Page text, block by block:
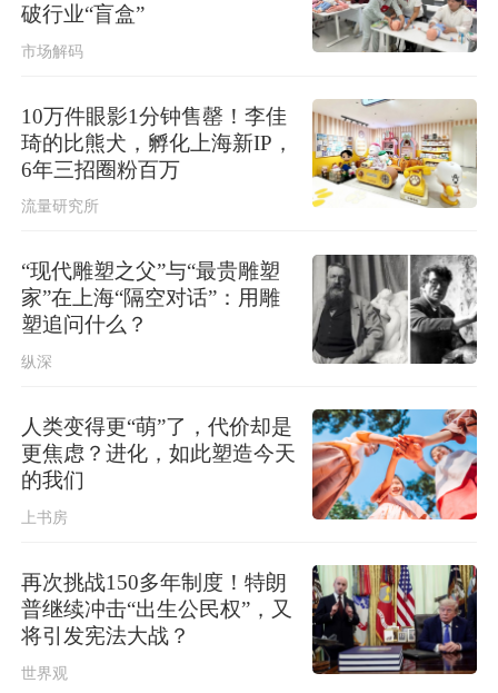
破行业“盲盒”
市场解码
10万件眼影1分钟售罄！李佳
琦的比熊犬，孵化上海新IP，
6年三招圈粉百万
流量研究所
“现代雕塑之父”与“最贵雕塑
家”在上海“隔空对话”：用雕
塑追问什么？
纵深
人类变得更“萌”了，代价却是
更焦虑？进化，如此塑造今天
的我们
上书房
再次挑战150多年制度！特朗
普继续冲击“出生公民权”，又
将引发宪法大战？
世界观